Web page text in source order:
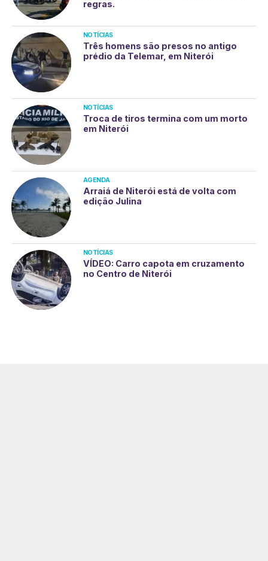
regras.
NOTÍCIAS
Três homens são presos no antigo
prédio da Telemar, em Niterói
NOTÍCIAS
Troca de tiros termina com um morto
em Niterói
AGENDA
Arraiá de Niterói está de volta com
edição Julina
NOTÍCIAS
VÍDEO: Carro capota em cruzamento
no Centro de Niterói